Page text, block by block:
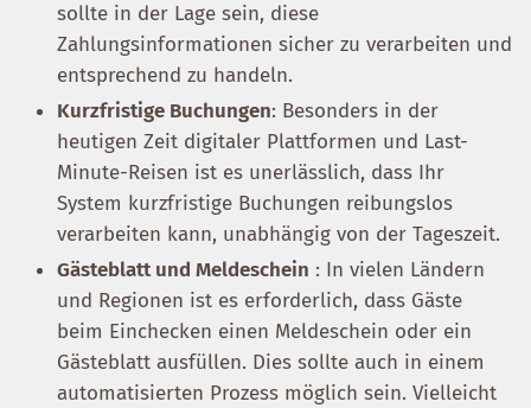
sollte in der Lage sein, diese
Zahlungsinformationen sicher zu verarbeiten und
entsprechend zu handeln.
Kurzfristige Buchungen: Besonders in der
heutigen Zeit digitaler Plattformen und Last-
Minute-Reisen ist es unerlässlich, dass Ihr
System kurzfristige Buchungen reibungslos
verarbeiten kann, unabhängig von der Tageszeit.
Gästeblatt und Meldeschein : In vielen Ländern
und Regionen ist es erforderlich, dass Gäste
beim Einchecken einen Meldeschein oder ein
Gästeblatt ausfüllen. Dies sollte auch in einem
automatisierten Prozess möglich sein. Vielleicht